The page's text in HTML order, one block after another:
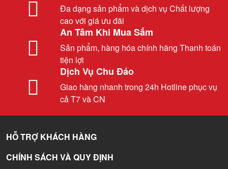
Đa dạng sản phẩm và dịch vụ Chất lượng
cao với giá ưu đãi
An Tâm Khi Mua Sắm
Sản phẩm, hàng hóa chính hãng Thanh toán
tiện lợi
Dịch Vụ Chu Đáo
Giao hàng nhanh trong 24h Hotline phục vụ
cả T7 và CN
HỖ TRỢ KHÁCH HÀNG
CHÍNH SÁCH VÀ QUY ĐỊNH